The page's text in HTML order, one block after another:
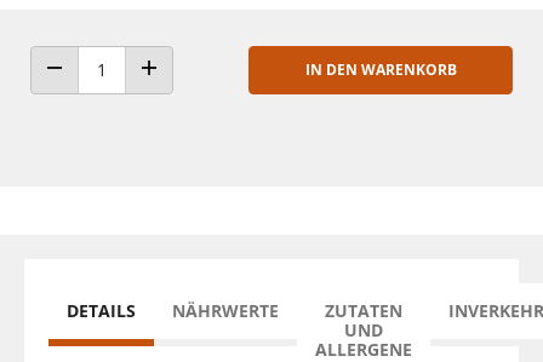
ANZAHL VERRINGERNANZAHL ERHÖHEN
IN DEN WARENKORB
DETAILS NÄHRWERTE
ZUTATEN
UND
ALLERGENE